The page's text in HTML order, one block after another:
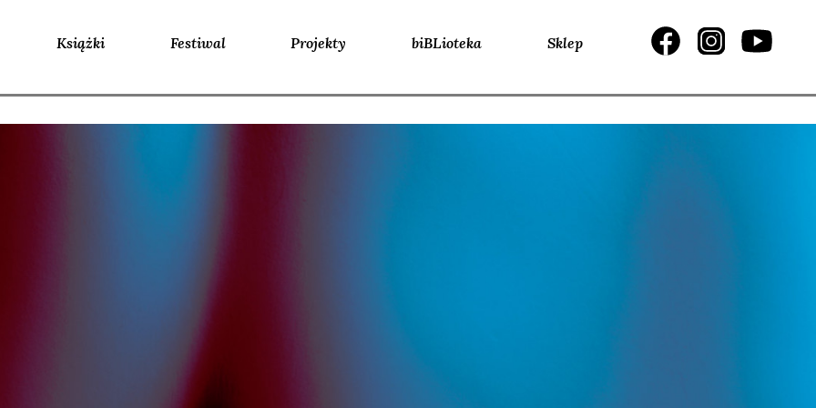
Książki Festiwal Projekty biBLioteka Sklep